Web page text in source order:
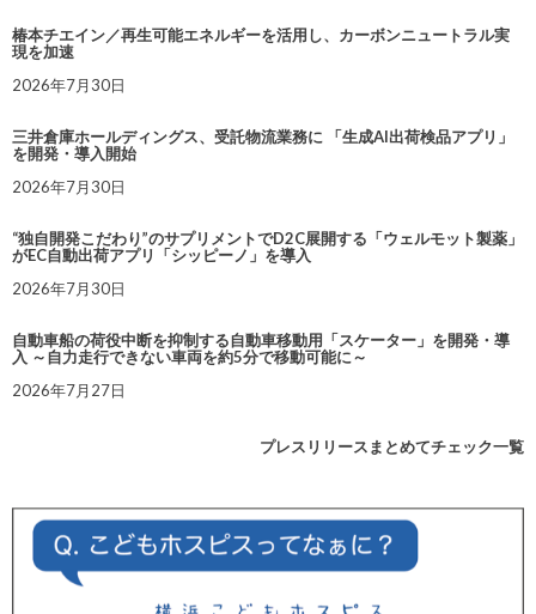
椿本チエイン／再生可能エネルギーを活用し、カーボンニュートラル実
現を加速
2026年7月30日
三井倉庫ホールディングス、受託物流業務に 「生成AI出荷検品アプリ」
を開発・導入開始
2026年7月30日
“独自開発こだわり”のサプリメントでD2C展開する「ウェルモット製薬」
がEC自動出荷アプリ「シッピーノ」を導入
2026年7月30日
自動車船の荷役中断を抑制する自動車移動用「スケーター」を開発・導
入 ～自力走行できない車両を約5分で移動可能に～
2026年7月27日
プレスリリースまとめてチェック一覧